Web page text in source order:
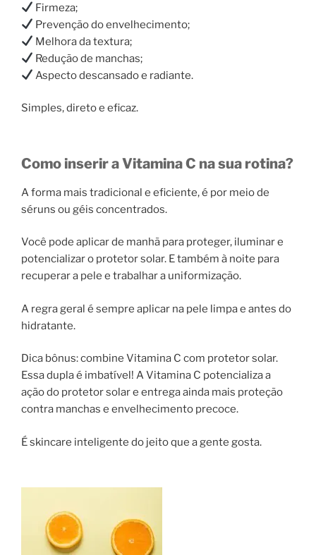
Firmeza;
Prevenção do envelhecimento;
Melhora da textura;
Redução de manchas;
Aspecto descansado e radiante.
Simples, direto e eficaz.
Como inserir a Vitamina C na sua rotina?
A forma mais tradicional e eficiente, é por meio de
séruns ou géis concentrados.
Você pode aplicar de manhã para proteger, iluminar e
potencializar o protetor solar. E também à noite para
recuperar a pele e trabalhar a uniformização.
A regra geral é sempre aplicar na pele limpa e antes do
hidratante.
Dica bônus: combine Vitamina C com protetor solar.
Essa dupla é imbatível! A Vitamina C potencializa a
ação do protetor solar e entrega ainda mais proteção
contra manchas e envelhecimento precoce.
É skincare inteligente do jeito que a gente gosta.